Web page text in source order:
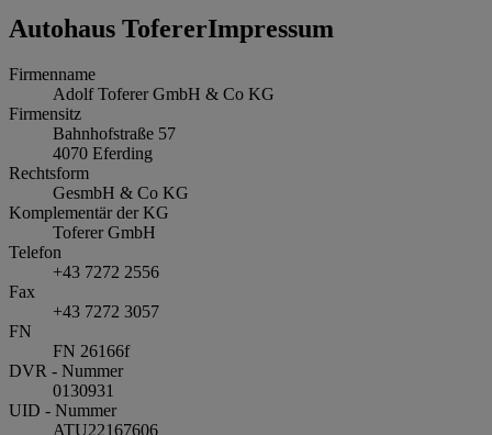
Autohaus TofererImpressum
Firmenname
Adolf Toferer GmbH & Co KG
Firmensitz
Bahnhofstraße 57
4070 Eferding
Rechtsform
GesmbH & Co KG
Komplementär der KG
Toferer GmbH
Telefon
+43 7272 2556
Fax
+43 7272 3057
FN
FN 26166f
DVR - Nummer
0130931
UID - Nummer
ATU22167606